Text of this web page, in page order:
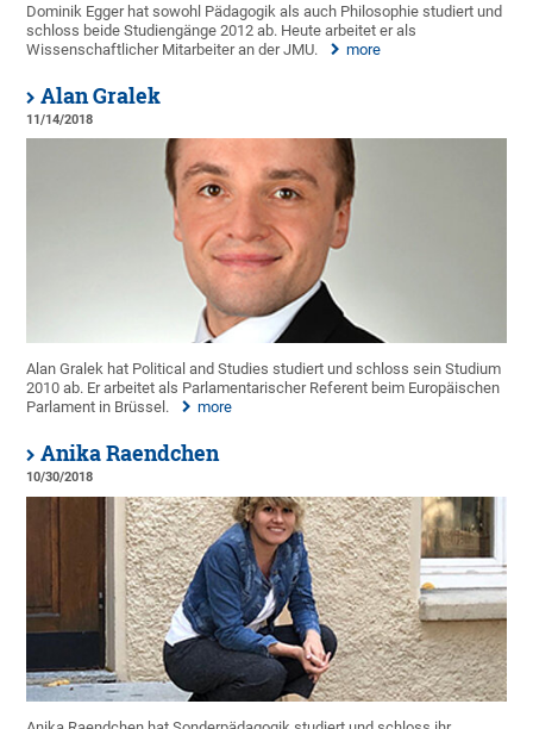
Dominik Egger hat sowohl Pädagogik als auch Philosophie studiert und
schloss beide Studiengänge 2012 ab. Heute arbeitet er als
Wissenschaftlicher Mitarbeiter an der JMU.
more
Alan Gralek
11/14/2018
Alan Gralek hat Political and Studies studiert und schloss sein Studium
2010 ab. Er arbeitet als Parlamentarischer Referent beim Europäischen
Parlament in Brüssel.
more
Anika Raendchen
10/30/2018